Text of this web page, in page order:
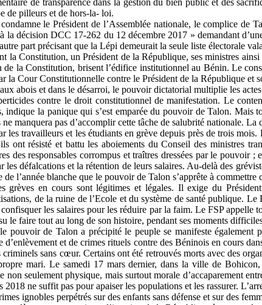
de transparence dans la gestion du bien public et des
de pilleurs et de hors-la- loi.
le Président de l’Assemblée nationale, le complice
la décision DCC 17-262 du 12 décembre 2017 » demandant
part précisant que la Lépi demeurait la seule liste électorale
la Constitution, un Président de la République, ses ministres
la Constitution, brisent l’édifice institutionnel au Bénin. Le
la Cour Constitutionnelle contre le Président de la République et
abois et dans le désarroi, le pouvoir dictatorial multiplie les
contre le droit constitutionnel de manifestation. Le
indique la panique qui s’est emparée du pouvoir de Talon. Mais
manquera pas d’accomplir cette tâche de salubrité nationale.
les travailleurs et les étudiants en grève depuis près de trois
ils ont résisté et battu les aboiements du Conseil des ministres
des responsables corrompus et traîtres dressées par le
défalcations et la rétention de leurs salaires. Au-delà des
l’année blanche que le pouvoir de Talon s’apprête à commettre
en cours sont légitimes et légales. Il exige du
de la ruine de l’Ecole et du système de santé publique.
les salaires pour les réduire par la faim. Le FSP appelle
le faire tout au long de son histoire, pendant ses moments
pouvoir de Talon a précipité le peuple se manifeste également
et de crimes rituels contre des Béninois en cours
sans cœur. Certains ont été retrouvés morts avec des
mari. Le samedi 17 mars dernier, dans la ville de
non seulement physique, mais surtout morale d’accaparement
ne suffit pas pour apaiser les populations et les rassurer.
ignobles perpétrés sur des enfants sans défense et sur des